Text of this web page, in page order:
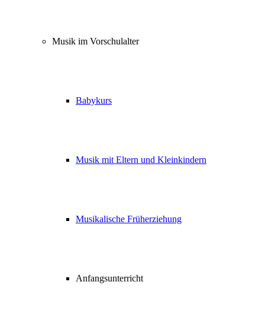
Musik im Vorschulalter
Babykurs
Musik mit Eltern und Kleinkindern
Musikalische Früherziehung
Anfangsunterricht